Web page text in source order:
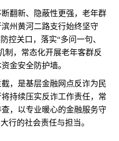
新、隐蔽性更强，老年群
州黄河二路支行始终坚守
控关口，落实“多问一句、
制，常态化开展老年客群反
金安全防护墙。
，是基层金融网点反诈为民
持续压实反诈工作责任，常
，以专业暖心的金融服务守
行的社会责任与担当。